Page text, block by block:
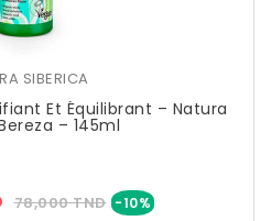
SIBERICA
Et Équilibrant – Natura
– 145ml
Prix
78,000 TND -10%Prix